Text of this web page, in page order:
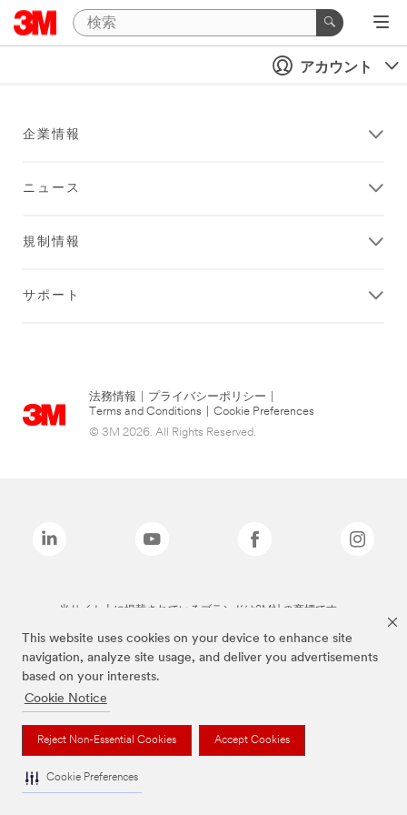
This website uses cookies on your device to enhance site
navigation, analyze site usage, and deliver you advertisements
based on your interests.
Cookie Notice
Reject Non-Essential Cookies Accept Cookies
Cookie Preferences
アカウント
企業情報
ニュース
規制情報
サポート
法務情報 プライバシーポリシー
Terms and Conditions
Cookie Preferences
© 3M 2026. All Rights Reserved.
当サイト上に掲載されているブランドは3M社の商標です。